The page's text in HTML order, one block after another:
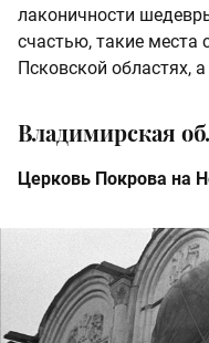
лаконичности
счастью, такие места
Псковской областях,
Владимирская
Церковь Покрова на